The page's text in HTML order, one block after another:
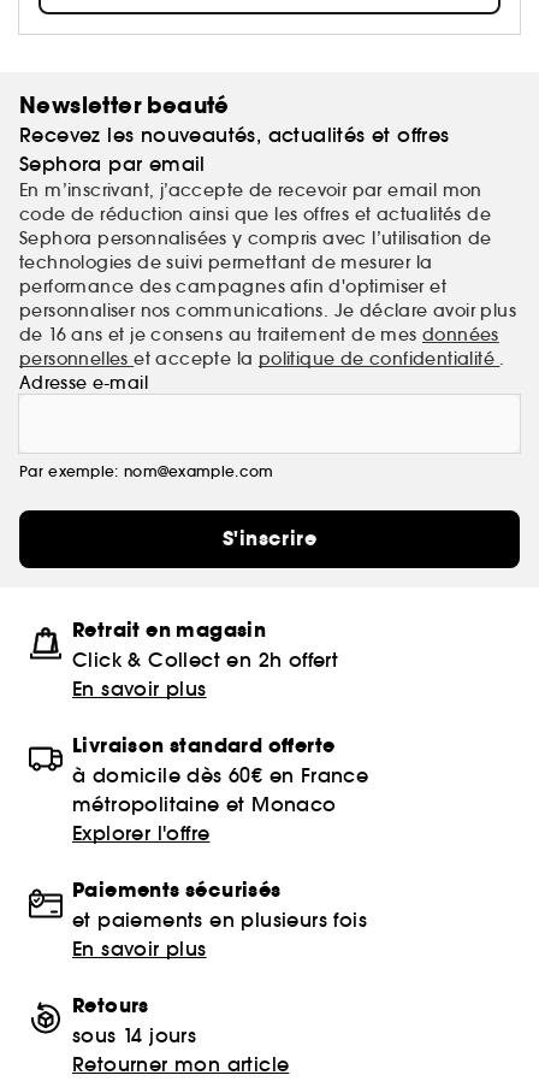
Newsletter beauté
Recevez les nouveautés, actualités et offres
Sephora par email
En m’inscrivant, j’accepte de recevoir par email mon
code de réduction ainsi que les offres et actualités de
Sephora personnalisées y compris avec l’utilisation de
technologies de suivi permettant de mesurer la
performance des campagnes afin d'optimiser et
personnaliser nos communications. Je déclare avoir plus
de 16 ans et je consens au traitement de mes données
personnelleset accepte la politique de confidentialité .
Adresse e-mail
Par exemple: nom@example.com
S'inscrire
Retrait en magasin
Click & Collect en 2h offert
En savoir plus
Livraison standard offerte
à domicile dès 60€ en France
métropolitaine et Monaco
Explorer l'offre
Paiements sécurisés
et paiements en plusieurs fois
En savoir plus
Retours
sous 14 jours
Retourner mon article